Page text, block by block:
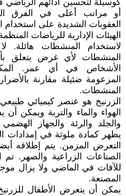
كوسيلة لتحسين أدائهم
أو مراتب أعلى في الفرق
العقوبات الشديدة على
الهيئات الإدارية للرياضات
لاستخدام المنشطات هائلة.
المنشطات لأي غرض يتعلق
الأشخاص في أي عمر.
المزعومة ضئيلة مقارنة
المنشطات.
الزرنيخ هو عنصر كيميائي
الهواء والماء والتربة ويمكن
والجلد والرئة والجهاز
يظهر كمادة ملوثة في إمدادات
التعرض المزمن. يتم إطلاقه
الصناعات الزراعية والصهر. تم
للآفات في الماضي ولا يزال
المصنعة.
يمكن أن يتعرض الأطفال